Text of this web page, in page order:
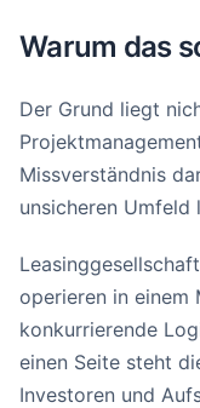
Warum das
Der Grund liegt
Missverständnis
unsicheren Umfeld
operieren in einem
konkurrierende
einen Seite steht
Investoren und